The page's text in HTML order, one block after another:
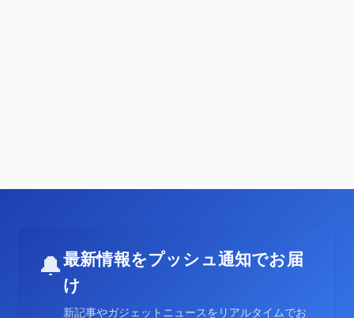
🔔最新情報をプッシュ通知でお届
け
新記事やガジェットニュースをリアルタイムでお